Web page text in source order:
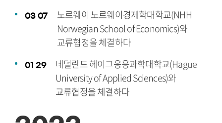
03 07
노르웨이 노르웨이경제학대학교(NHH
Norwegian School of Economics)와
교류협정을 체결하다
01 29
네덜란드 헤이그응용과학대학교(Hague
University of Applied Sciences)와
교류협정을 체결하다